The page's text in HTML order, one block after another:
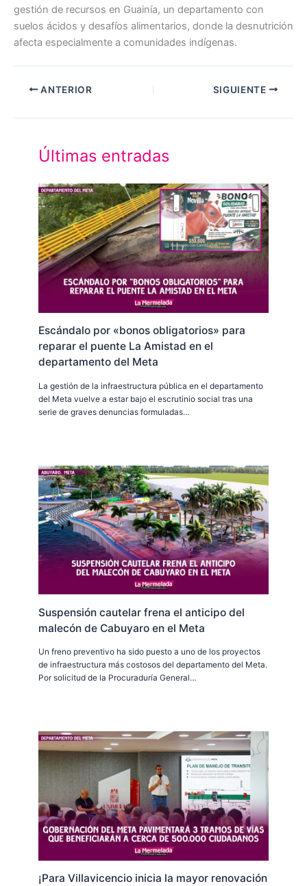
gestión de recursos en Guainía, un departamento con
suelos ácidos y desafíos alimentarios, donde la desnutrición
afecta especialmente a comunidades indígenas.
ANTERIOR SIGUIENTE
Últimas entradas
Escándalo por «bonos obligatorios» para
reparar el puente La Amistad en el
departamento del Meta
La gestión de la infraestructura pública en el departamento
del Meta vuelve a estar bajo el escrutinio social tras una
serie de graves denuncias formuladas…
Suspensión cautelar frena el anticipo del
malecón de Cabuyaro en el Meta
Un freno preventivo ha sido puesto a uno de los proyectos
de infraestructura más costosos del departamento del Meta.
Por solicitud de la Procuraduría General…
¡Para Villavicencio inicia la mayor renovación